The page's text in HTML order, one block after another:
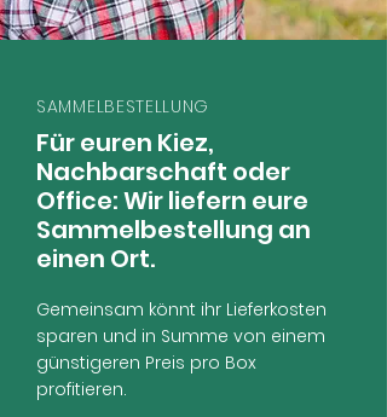
SAMMELBESTELLUNG
Für euren Kiez,
Nachbarschaft oder
Office: Wir liefern eure
Sammelbestellung an
einen Ort.
Gemeinsam könnt ihr Lieferkosten
sparen und in Summe von einem
günstigeren Preis pro Box
profitieren.